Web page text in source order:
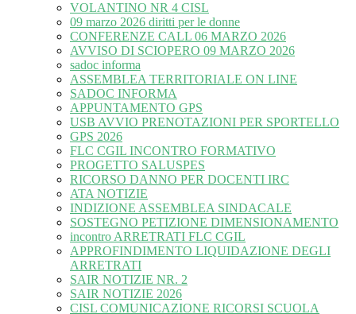
VOLANTINO NR 4 CISL
09 marzo 2026 diritti per le donne
CONFERENZE CALL 06 MARZO 2026
AVVISO DI SCIOPERO 09 MARZO 2026
sadoc informa
ASSEMBLEA TERRITORIALE ON LINE
SADOC INFORMA
APPUNTAMENTO GPS
USB AVVIO PRENOTAZIONI PER SPORTELLO
GPS 2026
FLC CGIL INCONTRO FORMATIVO
PROGETTO SALUSPES
RICORSO DANNO PER DOCENTI IRC
ATA NOTIZIE
INDIZIONE ASSEMBLEA SINDACALE
SOSTEGNO PETIZIONE DIMENSIONAMENTO
incontro ARRETRATI FLC CGIL
APPROFINDIMENTO LIQUIDAZIONE DEGLI
ARRETRATI
SAIR NOTIZIE NR. 2
SAIR NOTIZIE 2026
CISL COMUNICAZIONE RICORSI SCUOLA